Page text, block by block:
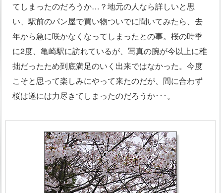
てしまったのだろうか…？地元の人なら詳しいと思
い、駅前のパン屋で買い物ついでに聞いてみたら、去
年から急に咲かなくなってしまったとの事。桜の時季
に2度、亀崎駅に訪れているが、写真の腕が今以上に稚
拙だったため到底満足のいく出来ではなかった。今度
こそと思って楽しみにやって来たのだが、間に合わず
桜は遂には力尽きてしまったのだろうか･･･。